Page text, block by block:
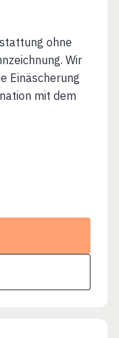
ohne
Wir
Einäscherung
mit dem